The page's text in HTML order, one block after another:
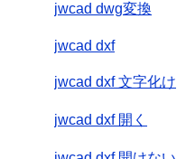
jwcad dwg変換
jwcad dxf
jwcad dxf 文字化け
jwcad dxf 開く